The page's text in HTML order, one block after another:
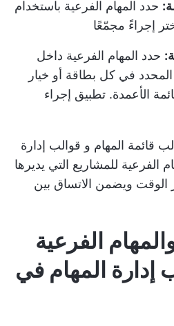
حدد المهام الفرعية باستخدام
إجراءً مجمّعًا
حدد المهام الفرعية داخل
في كل بطاقة أو خيار
الأعمدة. تطبيق إجراء
قائمة المهام و قوالب إدارة
الفرعية للمشاريع التي يديرها
الوقت ويضمن الاتساق بين
الفرعية
إدارة المهام في